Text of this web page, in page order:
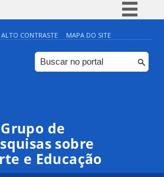
Simplifique!
Comunica BR
Participe
ALTO CONTRASTE MAPA DO SITE
Grupo de
sobre
e Educação